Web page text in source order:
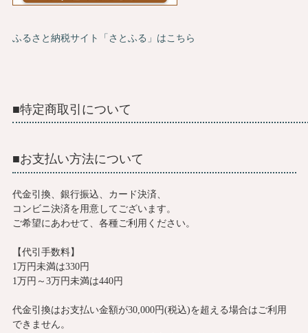
ふるさと納税サイト「さとふる」はこちら
■特定商取引について
■お支払い方法について
代金引換、銀行振込、カード決済、
コンビニ決済を用意してございます。
ご希望にあわせて、各種ご利用ください。
【代引手数料】
1万円未満は330円
1万円～3万円未満は440円
代金引換はお支払い金額が30,000円(税込)を超える場合はご利用
できません。